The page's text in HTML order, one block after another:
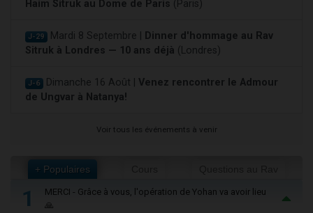
Haim Sitruk au Dome de Paris (Paris)
J-29 Mardi 8 Septembre |
Dinner d'hommage au Rav
Sitruk à Londres — 10 ans déjà (Londres)
J-6 Dimanche 16 Août | Venez rencontrer le Admour
de Ungvar à Natanya!
Voir tous les événements à venir
+ Populaires
1
MERCI - Grâce à vous, l'opération de Yohan va avoir lieu
🙏